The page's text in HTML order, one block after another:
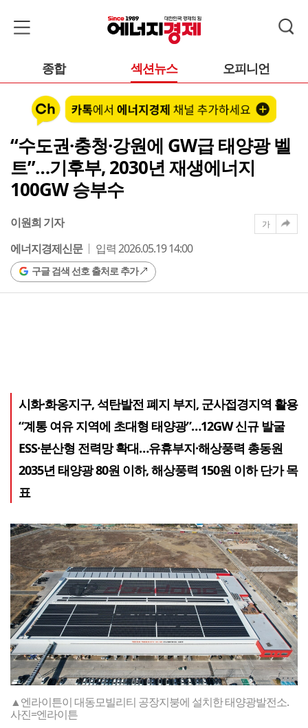
종합 섹션뉴스 오피니언
“수도권·충청·강원에 GW급 태양광 벨
트”…기후부, 2030년 재생에너지
100GW 승부수
이원희 기자
에너지경제신문
입력 2026.05.19 14:00
구글 검색 선호 출처로 추가
가
시화·화옹지구, 석탄발전 폐지 부지, 군사접경지역 활용
“계통 여유 지역에 초대형 태양광”…12GW 신규 발굴
ESS·분산형 전력망 확대…유휴부지·해상풍력 총동원
2035년 태양광 80원 이하, 해상풍력 150원 이하 단가 목
표
▲엔라이튼이 대동모빌리티 공장지붕에 설치한 태양광발전소.
사진=엔라이튼